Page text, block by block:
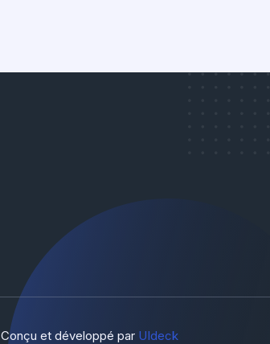
Conçu et développé par UIdeck